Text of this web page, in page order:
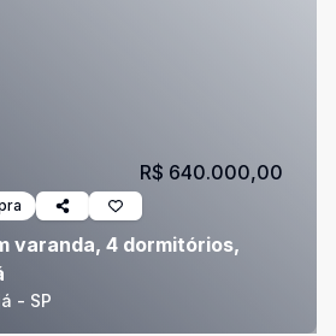
varanda, 4 dormitórios,
- SP
R$ 640.000,00